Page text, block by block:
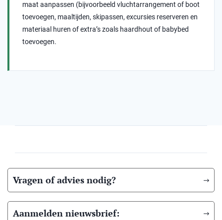
maat aanpassen (bijvoorbeeld vluchtarrangement of boot
toevoegen, maaltijden, skipassen, excursies reserveren en
materiaal huren of extra’s zoals haardhout of babybed
toevoegen.
Vragen of advies nodig?
Aanmelden nieuwsbrief: